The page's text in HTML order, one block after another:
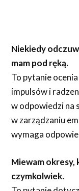
Niekiedy
mam pod ręką.
To pytanie
impulsów i
w odpowiedzi na
w zarządzaniu
wymaga
Miewam okresy,
czymkolwiek.